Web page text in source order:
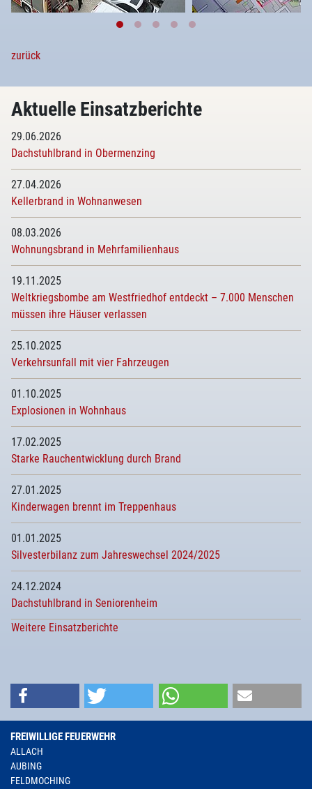
zurück
Aktuelle Einsatzberichte
29.06.2026
Dachstuhlbrand in Obermenzing
27.04.2026
Kellerbrand in Wohnanwesen
08.03.2026
Wohnungsbrand in Mehrfamilienhaus
19.11.2025
Weltkriegsbombe am Westfriedhof entdeckt – 7.000 Menschen
müssen ihre Häuser verlassen
25.10.2025
Verkehrsunfall mit vier Fahrzeugen
01.10.2025
Explosionen in Wohnhaus
17.02.2025
Starke Rauchentwicklung durch Brand
27.01.2025
Kinderwagen brennt im Treppenhaus
01.01.2025
Silvesterbilanz zum Jahreswechsel 2024/2025
24.12.2024
Dachstuhlbrand in Seniorenheim
Weitere Einsatzberichte
FREIWILLIGE FEUERWEHR
ALLACH
AUBING
FELDMOCHING